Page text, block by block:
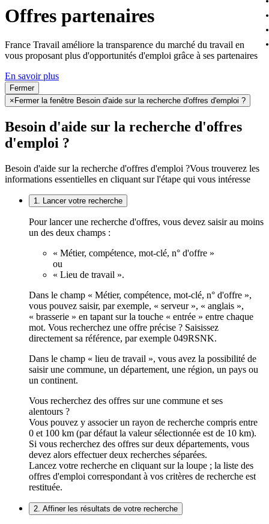
Offres partenaires
France Travail améliore la transparence du marché du travail en
vous proposant plus d'opportunités d'emploi grâce à ses partenaires
En savoir plus
Fermer
× Fermer la fenêtre Besoin d'aide sur la recherche d'offres d'emploi ?
Besoin d'aide sur la recherche d'offres
d'emploi ?
Besoin d'aide sur la recherche d'offres d'emploi ?Vous trouverez les
informations essentielles en cliquant sur l'étape qui vous intéresse
1. Lancer votre recherche
Pour lancer une recherche d'offres, vous devez saisir au moins
un des deux champs :
« Métier, compétence, mot-clé, n° d'offre »
ou
« Lieu de travail ».
Dans le champ « Métier, compétence, mot-clé, n° d'offre »,
vous pouvez saisir, par exemple, « serveur », « anglais »,
« brasserie » en tapant sur la touche « entrée » entre chaque
mot. Vous recherchez une offre précise ? Saisissez
directement sa référence, par exemple 049RSNK.
Dans le champ « lieu de travail », vous avez la possibilité de
saisir une commune, un département, une région, un pays ou
un continent.
Vous recherchez des offres sur une commune et ses
alentours ?
Vous pouvez y associer un rayon de recherche compris entre
0 et 100 km (par défaut la valeur sélectionnée est de 10 km).
Si vous recherchez des offres sur deux départements, vous
devez alors effectuer deux recherches séparées.
Lancez votre recherche en cliquant sur la loupe ; la liste des
offres d'emploi correspondant à vos critères de recherche est
restituée.
2. Affiner les résultats de votre recherche